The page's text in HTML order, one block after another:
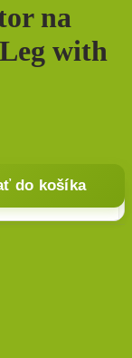
na
with
splávek
do košíka